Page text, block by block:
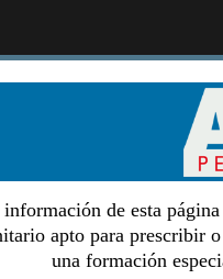
de esta
apto para prescribir
una formación